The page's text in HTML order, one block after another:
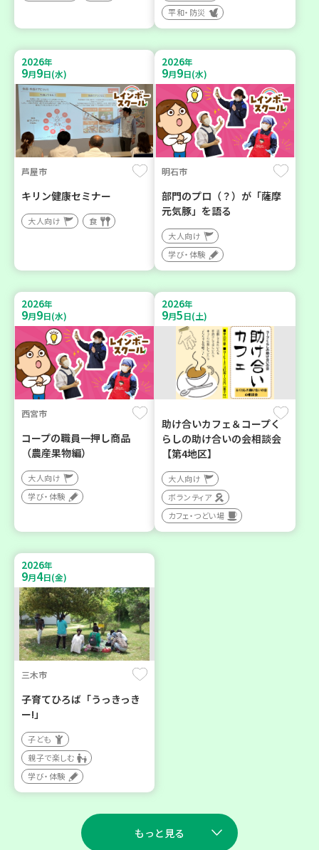
平和・防災
2026年
9月9日(水)
芦屋市
キリン健康セミナー
大人向け 食
2026年
9月9日(水)
明石市
部門のプロ（？）が「薩摩
元気豚」を語る
大人向け
学び・体験
2026年
9月9日(水)
西宮市
コープの職員一押し商品
（農産果物編）
大人向け
学び・体験
2026年
9月5日(土)
助け合いカフェ＆コープく
らしの助け合いの会相談会
【第4地区】
大人向け
ボランティア
カフェ・つどい場
2026年
9月4日(金)
三木市
子育てひろば「うっきっき
ー!」
子ども
親子で楽しむ
学び・体験
もっと見る